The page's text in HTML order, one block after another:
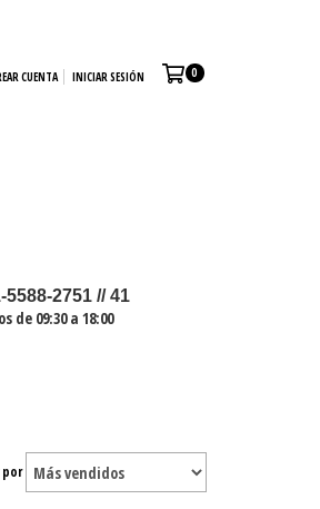
CUENTA INICIAR SESIÓN 0
2751 // 41
de 09:30 a 18:00
por